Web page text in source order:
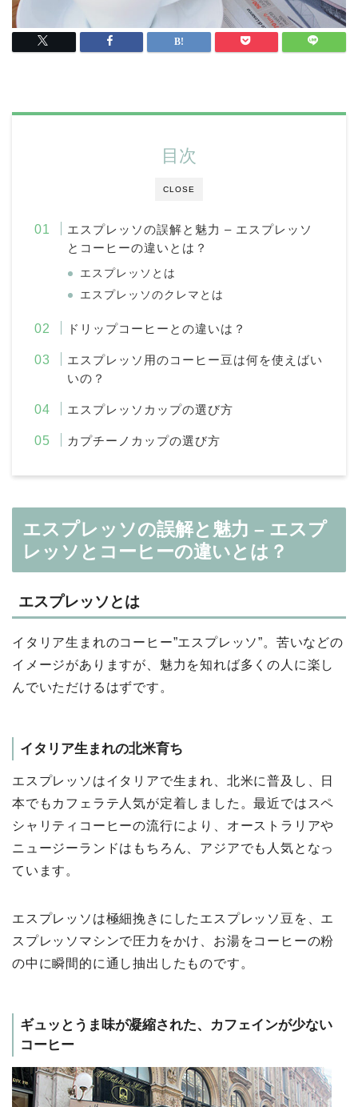
CLOSE
目次
エスプレッソの誤解と魅力 – エスプレッソ
とコーヒーの違いとは？
エスプレッソとは
エスプレッソのクレマとは
ドリップコーヒーとの違いは？
エスプレッソ用のコーヒー豆は何を使えばい
いの？
エスプレッソカップの選び方
カプチーノカップの選び方
エスプレッソの誤解と魅力 – エスプ
レッソとコーヒーの違いとは？
エスプレッソとは
イタリア生まれのコーヒー”エスプレッソ”。苦いなどの
イメージがありますが、魅力を知れば多くの人に楽し
んでいただけるはずです。
イタリア生まれの北米育ち
エスプレッソはイタリアで生まれ、北米に普及し、日
本でもカフェラテ人気が定着しました。最近ではスペ
シャリティコーヒーの流行により、オーストラリアや
ニュージーランドはもちろん、アジアでも人気となっ
ています。
エスプレッソは極細挽きにしたエスプレッソ豆を、エ
スプレッソマシンで圧力をかけ、お湯をコーヒーの粉
の中に瞬間的に通し抽出したものです。
ギュッとうま味が凝縮された、カフェインが少ない
コーヒー